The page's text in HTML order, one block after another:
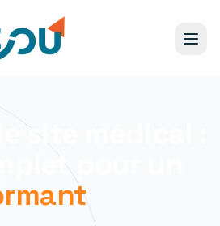
site médical :
pour un